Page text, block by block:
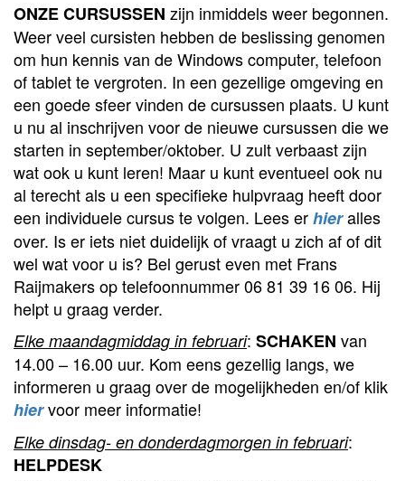
ONZE CURSUSSEN zijn inmiddels weer begonnen.
Weer veel cursisten hebben de beslissing genomen
om hun kennis van de Windows computer, telefoon
of tablet te vergroten. In een gezellige omgeving en
een goede sfeer vinden de cursussen plaats. U kunt
u nu al inschrijven voor de nieuwe cursussen die we
starten in september/oktober. U zult verbaast zijn
wat ook u kunt leren! Maar u kunt eventueel ook nu
al terecht als u een specifieke hulpvraag heeft door
een individuele cursus te volgen. Lees erhieralles
over. Is er iets niet duidelijk of vraagt u zich af of dit
wel wat voor u is? Bel gerust even met Frans
Raijmakers op telefoonnummer 06 81 39 16 06. Hij
helpt u graag verder.
Elke maandagmiddag in februari: SCHAKEN van
14.00 – 16.00 uur. Kom eens gezellig langs, we
informeren u graag over de mogelijkheden en/of klik
hiervoor meer informatie!
Elke dinsdag- en donderdagmorgen in februari:
HELPDESK